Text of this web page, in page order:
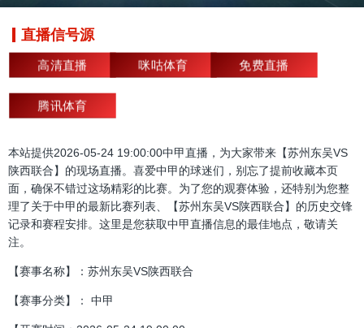
直播信号源
高清直播 咪咕体育 免费直播
腾讯体育
本站提供2026-05-24 19:00:00中甲直播，为大家带来【苏州东吴VS
陕西联合】的现场直播。喜爱中甲的球迷们，别忘了提前收藏本页
面，确保不错过这场精彩的比赛。为了您的观赛体验，还特别为您整
理了关于中甲的最新比赛列表、【苏州东吴VS陕西联合】的历史交锋
记录和赛程安排。这里是您获取中甲直播信息的最佳地点，敬请关
注。
【赛事名称】：苏州东吴VS陕西联合
【赛事分类】： 中甲